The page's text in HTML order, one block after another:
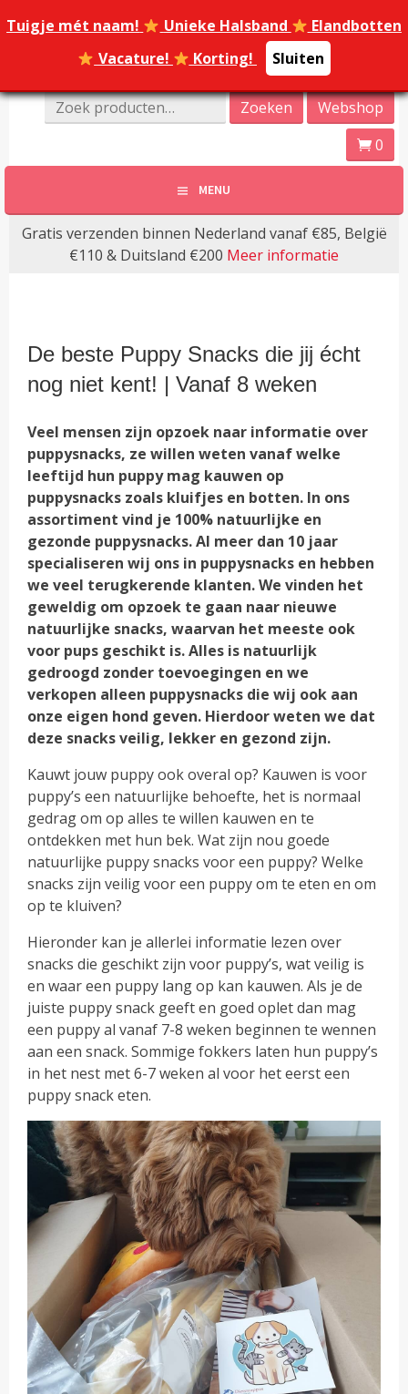
Tuigje mét naam! Unieke Halsband
Elandbotten
Vacature!
Korting! Sluiten
naar
Dierenoppas
Amersfoort | Webshop
bijzondere huisdier
producten!
Online Dierenwinkel Amersfoort
Zoeken
naar:
Zoeken
Webshop
0
MENU
Gratis verzenden binnen Nederland vanaf €85, België
€110 & Duitsland €200 Meer informatie
De beste Puppy Snacks die jij écht
nog niet kent! | Vanaf 8 weken
Veel mensen zijn opzoek naar informatie over
puppysnacks, ze willen weten vanaf welke
leeftijd hun puppy mag kauwen op
puppysnacks zoals kluifjes en botten. In ons
assortiment vind je 100% natuurlijke en
gezonde puppysnacks. Al meer dan 10 jaar
specialiseren wij ons in puppysnacks en hebben
we veel terugkerende klanten. We vinden het
geweldig om opzoek te gaan naar nieuwe
natuurlijke snacks, waarvan het meeste ook
voor pups geschikt is. Alles is natuurlijk
gedroogd zonder toevoegingen en we
verkopen alleen puppysnacks die wij ook aan
onze eigen hond geven. Hierdoor weten we dat
deze snacks veilig, lekker en gezond zijn.
Kauwt jouw puppy ook overal op? Kauwen is voor
puppy’s een natuurlijke behoefte, het is normaal
gedrag om op alles te willen kauwen en te
ontdekken met hun bek. Wat zijn nou goede
natuurlijke puppy snacks voor een puppy? Welke
snacks zijn veilig voor een puppy om te eten en om
op te kluiven?
Hieronder kan je allerlei informatie lezen over
snacks die geschikt zijn voor puppy’s, wat veilig is
en waar een puppy lang op kan kauwen. Als je de
juiste puppy snack geeft en goed oplet dan mag
een puppy al vanaf 7-8 weken beginnen te wennen
aan een snack. Sommige fokkers laten hun puppy’s
in het nest met 6-7 weken al voor het eerst een
puppy snack eten.
Tuigje mét naam! Unieke Halsband
Elandbotten
Vacature!
Korting! Sluiten